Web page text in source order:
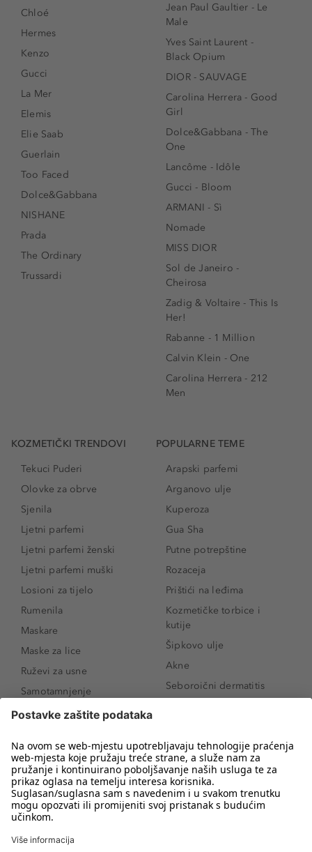
Chloé
Hermes
Kenzo
Gucci
La Mer
Elemis
Elie Saab
Guerlain
Too Faced
Dolce&Gabbana
NISHANE
Prada
The Ordinary
Trussardi
Jean Paul Gaultier - Le
Male
Yves Saint Laurent -
Black Opium
DIOR - SAUVAGE
Carolina Herrera - Good
Girl
Dolce&Gabbana - The
One
Lancôme - Idôle
Gucci - Bloom
ARMANI - Sì
Nomade
MISS DIOR
Sol de Janeiro -
Cheirosa
Zadig & Voltaire - This Is
Her!
Rabanne - 1 Million
Calvin Klein - One
Carolina Herrera - 212
Men
KOZMETIČKI TRENDOVI
Tekuci Puderi
Olovke za obrve
Sjenila
Ljetni parfemi
Ljetni parfemi ženski
Ljetni parfemi muški
Losioni za tijelo
Rumenila
Maskare
Maske za lice
Ruževi za usne
Samotamnjenje
Puderi
Proizvodi za obrve
Sunce i zaštita
Serumi za lice
Proizvodi za čišćenje lica
POPULARNE TEME
Arapski parfemi
Arganovo ulje
Kuperoza
Gua Sha
Putne potrepštine
Rozaceja
Prištići na leđima
Kozmetičke torbice i
kutije
Šipkovo ulje
Akne
Seboroični dermatitis
Novo
Koji mi parfem
odgovara?
Kako našminkati oči da